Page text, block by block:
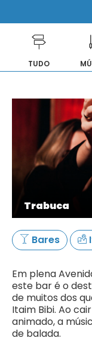
para
conteúdo
TUDO
Trabuca
Bares
Em plena
este bar é o
de muitos dos
Itaim Bibi. Ao
animado, a
de balada.